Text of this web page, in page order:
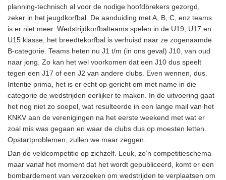
planning-technisch al voor de nodige hoofdbrekers gezorgd,
zeker in het jeugdkorfbal. De aanduiding met A, B, C, enz teams
is er niet meer. Wedstrijdkorfbalteams spelen in de U19, U17 en
U15 klasse, het breedtekorfbal is verhuisd naar ze zogenaamde
B-categorie. Teams heten nu J1 t/m (in ons geval) J10, van oud
naar jong. Zo kan het wel voorkomen dat een J10 dus speelt
tegen een J17 of een J2 van andere clubs. Even wennen, dus.
Intentie prima, het is er echt op gericht om met name in die
categorie de wedstrijden eerlijker te maken. In de uitvoering gaat
het nog niet zo soepel, wat resulteerde in een lange mail van het
KNKV aan de verenigingen na het eerste weekend met wat er
zoal mis was gegaan en waar de clubs dus op moesten letten.
Opstartproblemen, zullen we maar zeggen.
Dan de veldcompetitie op zichzelf. Leuk, zo’n competitieschema
maar vanaf het moment dat het wordt gepubliceerd, komt er een
bombardement van verzoeken om wedstrijden te verplaatsen om